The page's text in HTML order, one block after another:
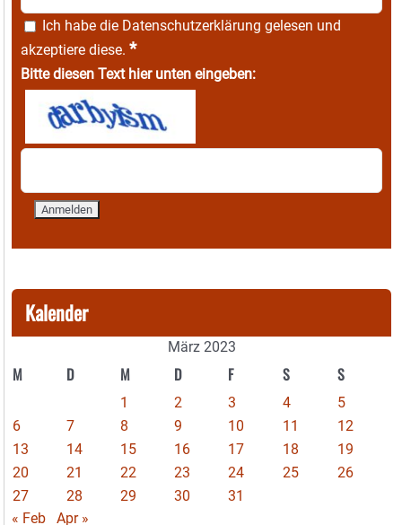
Ich habe die Datenschutzerklärung gelesen und
akzeptiere diese. *
Bitte diesen Text hier unten eingeben:
Kalender
März 2023
M D M D F S S
1 2 3 4
5
6
7 8 9 10 11
12
13
14 15 16 17 18
19
20
21 22 23 24 25
26
27
28 29 30
31
« Feb
Apr »